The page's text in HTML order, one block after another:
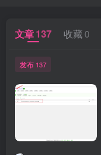
文章137 收藏 0
发布 137